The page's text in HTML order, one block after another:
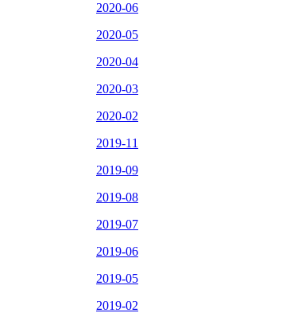
2020-06
2020-05
2020-04
2020-03
2020-02
2019-11
2019-09
2019-08
2019-07
2019-06
2019-05
2019-02